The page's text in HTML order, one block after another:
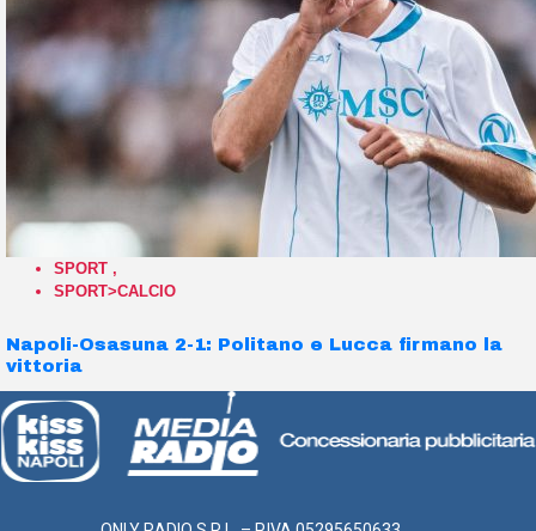
SPORT ,
SPORT>CALCIO
Napoli-Osasuna 2-1: Politano e Lucca firmano la
vittoria